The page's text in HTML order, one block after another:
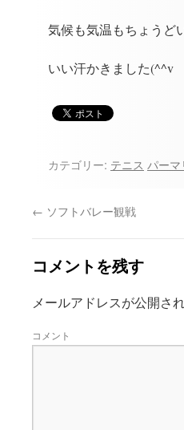
気候も気温もちょうど
いい汗かきました(^^v
カテゴリー: テニス パーマ
← ソフトバレー観戦
コメントを残す
メールアドレスが公開さ
コメント